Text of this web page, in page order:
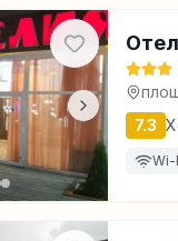
7.3
Wi-